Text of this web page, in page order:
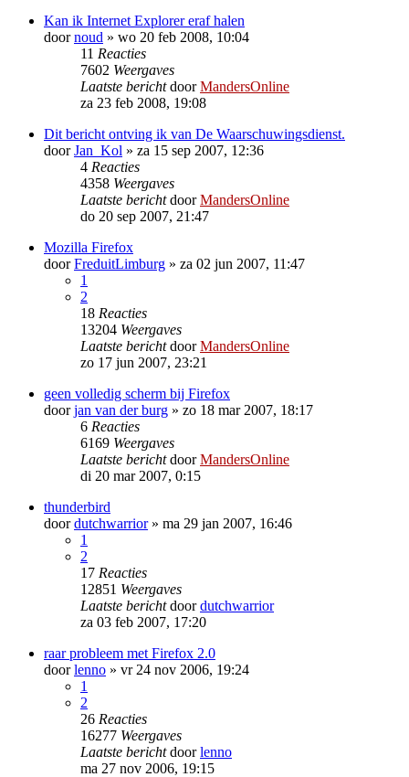
Kan ik Internet Explorer eraf halen
doornoud » wo 20 feb 2008, 10:04
11 Reacties
7602 Weergaves
Laatste berichtdoorMandersOnline
za 23 feb 2008, 19:08
Dit bericht ontving ik van De Waarschuwingsdienst.
doorJan_Kol » za 15 sep 2007, 12:36
4 Reacties
4358 Weergaves
Laatste berichtdoorMandersOnline
do 20 sep 2007, 21:47
Mozilla Firefox
doorFreduitLimburg » za 02 jun 2007, 11:47
1
2
18 Reacties
13204 Weergaves
Laatste berichtdoorMandersOnline
zo 17 jun 2007, 23:21
geen volledig scherm bij Firefox
doorjan van der burg » zo 18 mar 2007, 18:17
6 Reacties
6169 Weergaves
Laatste berichtdoorMandersOnline
di 20 mar 2007, 0:15
thunderbird
doordutchwarrior» ma 29 jan 2007, 16:46
1
2
17 Reacties
12851 Weergaves
Laatste berichtdoordutchwarrior
za 03 feb 2007, 17:20
raar probleem met Firefox 2.0
doorlenno » vr 24 nov 2006, 19:24
1
2
26 Reacties
16277 Weergaves
Laatste berichtdoorlenno
ma 27 nov 2006, 19:15